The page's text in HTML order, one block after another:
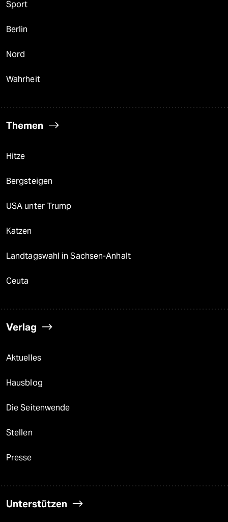
Sport
Berlin
Nord
Wahrheit
Themen
Hitze
Bergsteigen
USA unter Trump
Katzen
Landtagswahl in Sachsen-Anhalt
Ceuta
Verlag
Aktuelles
Hausblog
Die Seitenwende
Stellen
Presse
Unterstützen